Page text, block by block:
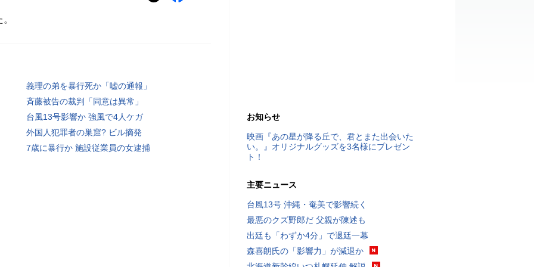
義理の弟を暴行死か「嘘の通報」
斉藤被告の裁判「同意は異常」
台風13号影響か 強風で4人ケガ
外国人犯罪者の巣窟? ビル摘発
7歳に暴行か 施設従業員の女逮捕
お知らせ
映画『あの星が降る丘で、君とまた出会いた
い。』オリジナルグッズを3名様にプレゼン
ト！
主要ニュース
台風13号 沖縄・奄美で影響続く
最悪のクズ野郎だ 父親が陳述も
出廷も「わずか4分」で退廷一幕
森喜朗氏の「影響力」が減退か